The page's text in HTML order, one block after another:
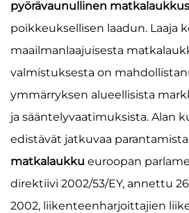
pyörävaunullinen
poikkeuksellisen laadun. Laaja
maailmanlaajuisesta
valmistuksesta on
ymmärryksen alueellisista
ja sääntelyvaatimuksista. Alan
edistävät jatkuvaa parantamista
matkalaukku euroopan
direktiivi 2002/53/EY, annettu
2002, liikenteenharjoittajien